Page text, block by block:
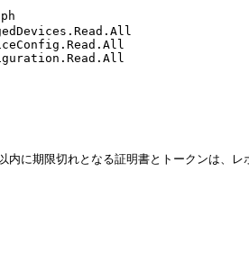
内に期限切れとなる証明書とトークンは、